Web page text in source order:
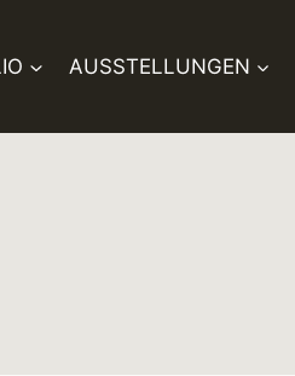
AUSSTELLUNGEN